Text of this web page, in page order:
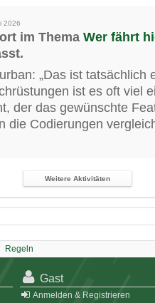
2026
im Thema Wer fährt
„Das ist tatsächlich
ist es oft viel
der das gewünschte
die Codierungen
Weitere Aktivitäten
Regeln
Gast
Anmelden & Registrieren